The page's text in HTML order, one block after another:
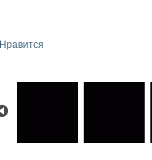
Нравится